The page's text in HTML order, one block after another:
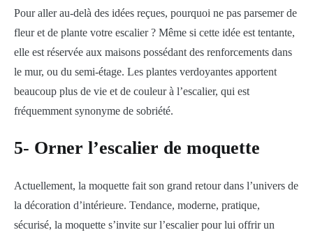
Pour aller au-delà des idées reçues, pourquoi ne pas parsemer de
fleur et de plante votre escalier ? Même si cette idée est tentante,
elle est réservée aux maisons possédant des renforcements dans
le mur, ou du semi-étage. Les plantes verdoyantes apportent
beaucoup plus de vie et de couleur à l’escalier, qui est
fréquemment synonyme de sobriété.
5- Orner l’escalier de moquette
Actuellement, la moquette fait son grand retour dans l’univers de
la décoration d’intérieure. Tendance, moderne, pratique,
sécurisé, la moquette s’invite sur l’escalier pour lui offrir un